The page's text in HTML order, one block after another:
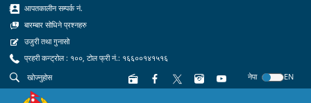
आपतकालीन सम्पर्क नं.
बारम्बार सोधिने प्रश्नहरु
उजुरी तथा गुनासो
प्रहरी कन्ट्रोल : १००, टोल फ्री नं.: १६६००१४१५१६
नेपा
EN